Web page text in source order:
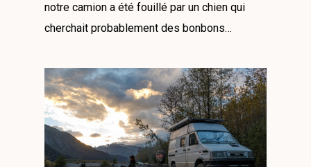
notre camion a été fouillé par un chien qui
cherchait probablement des bonbons…